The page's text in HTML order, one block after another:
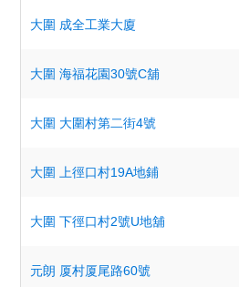
大圍 成全工業大廈
大圍 海福花園30號C舖
大圍 大圍村第二街4號
大圍 上徑口村19A地鋪
大圍 下徑口村2號U地舖
元朗 厦村厦尾路60號